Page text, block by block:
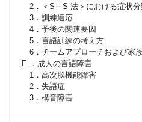
2．＜S－S 法＞における症状分
3．訓練適応
4．予後の関連要因
5．言語訓練の考え方
6．チームアプローチおよび家
E ．成人の言語障害
1．高次脳機能障害
2．失語症
3．構音障害